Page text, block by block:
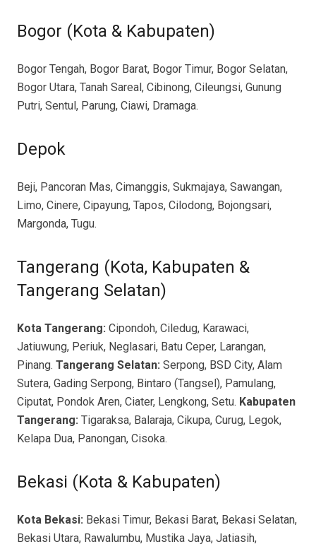
Bogor (Kota & Kabupaten)
Bogor Tengah, Bogor Barat, Bogor Timur, Bogor Selatan,
Bogor Utara, Tanah Sareal, Cibinong, Cileungsi, Gunung
Putri, Sentul, Parung, Ciawi, Dramaga.
Depok
Beji, Pancoran Mas, Cimanggis, Sukmajaya, Sawangan,
Limo, Cinere, Cipayung, Tapos, Cilodong, Bojongsari,
Margonda, Tugu.
Tangerang (Kota, Kabupaten &
Tangerang Selatan)
Kota Tangerang: Cipondoh, Ciledug, Karawaci,
Jatiuwung, Periuk, Neglasari, Batu Ceper, Larangan,
Pinang. Tangerang Selatan: Serpong, BSD City, Alam
Sutera, Gading Serpong, Bintaro (Tangsel), Pamulang,
Ciputat, Pondok Aren, Ciater, Lengkong, Setu. Kabupaten
Tangerang: Tigaraksa, Balaraja, Cikupa, Curug, Legok,
Kelapa Dua, Panongan, Cisoka.
Bekasi (Kota & Kabupaten)
Kota Bekasi: Bekasi Timur, Bekasi Barat, Bekasi Selatan,
Bekasi Utara, Rawalumbu, Mustika Jaya, Jatiasih,